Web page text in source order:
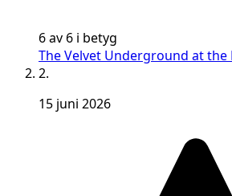
6 av 6 i betyg
The Velvet Underground at the
2.
15 juni 2026